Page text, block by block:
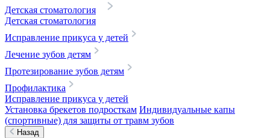
Детская стоматология
Детская стоматология
Исправление прикуса у детей
Лечение зубов детям
Протезирование зубов детям
Профилактика
Исправление прикуса у детей
Установка брекетов подросткам Индивидуальные капы
(спортивные) для защиты от травм зубов
Назад